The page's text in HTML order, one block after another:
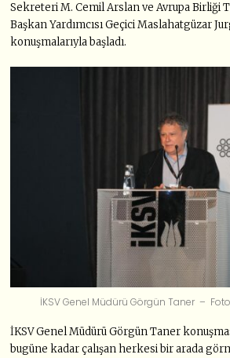
Sekreteri M. Cemil Arslan ve Avrupa Birliği
Başkan Yardımcısı Geçici Maslahatgüzar
konuşmalarıyla başladı.
İKSV Genel Müdürü Görgün Taner –
İKSV Genel Müdürü Görgün Taner
bugüne kadar çalışan herkesi bir arada